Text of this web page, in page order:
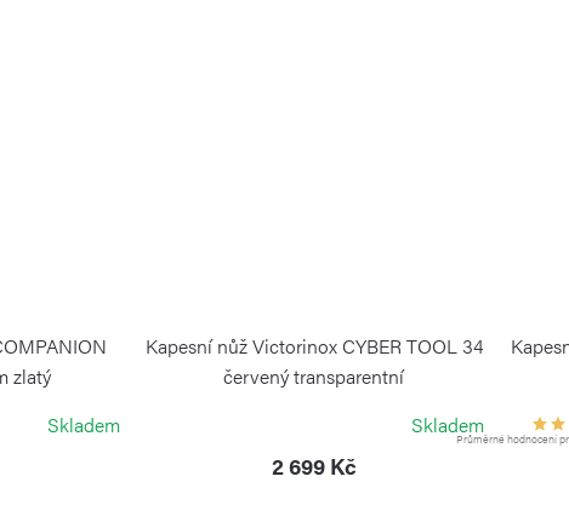
zlatý
Skladem
Kapesní nůž Victorinox CYBER TOOL 34
červený transparentní
Skladem
2 699 Kč
Průměrné hodnocení